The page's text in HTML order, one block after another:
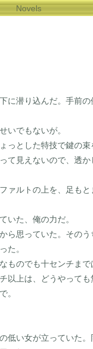
Novels
に潜り込んだ。手前
いでもないが。
とした特技で鍵の束
見えないので、透か
ァルトの上を、足も
いた、俺の力だ。
思っていた。その
た。
のでも十センチま
以上は、どうやっても
。
い女が立っていた。